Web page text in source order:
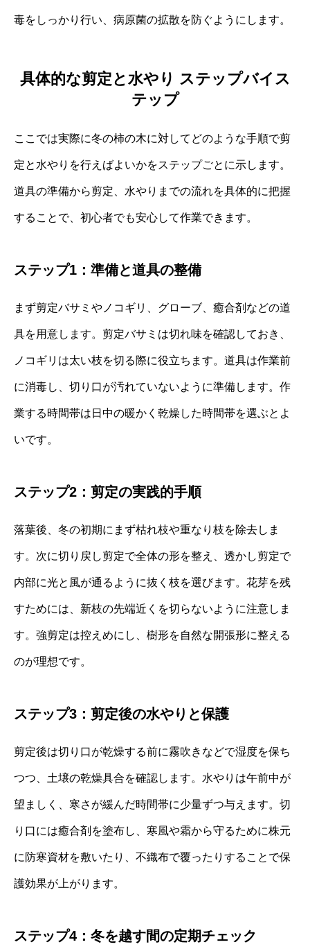
毒をしっかり行い、病原菌の拡散を防ぐようにします。
具体的な剪定と水やり ステップバイス
テップ
ここでは実際に冬の柿の木に対してどのような手順で剪
定と水やりを行えばよいかをステップごとに示します。
道具の準備から剪定、水やりまでの流れを具体的に把握
することで、初心者でも安心して作業できます。
ステップ1：準備と道具の整備
まず剪定バサミやノコギリ、グローブ、癒合剤などの道
具を用意します。剪定バサミは切れ味を確認しておき、
ノコギリは太い枝を切る際に役立ちます。道具は作業前
に消毒し、切り口が汚れていないように準備します。作
業する時間帯は日中の暖かく乾燥した時間帯を選ぶとよ
いです。
ステップ2：剪定の実践的手順
落葉後、冬の初期にまず枯れ枝や重なり枝を除去しま
す。次に切り戻し剪定で全体の形を整え、透かし剪定で
内部に光と風が通るように抜く枝を選びます。花芽を残
すためには、新枝の先端近くを切らないように注意しま
す。強剪定は控えめにし、樹形を自然な開張形に整える
のが理想です。
ステップ3：剪定後の水やりと保護
剪定後は切り口が乾燥する前に霧吹きなどで湿度を保ち
つつ、土壌の乾燥具合を確認します。水やりは午前中が
望ましく、寒さが緩んだ時間帯に少量ずつ与えます。切
り口には癒合剤を塗布し、寒風や霜から守るために株元
に防寒資材を敷いたり、不織布で覆ったりすることで保
護効果が上がります。
ステップ4：冬を越す間の定期チェック